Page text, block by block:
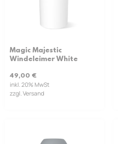
Magic Majestic
Windeleimer White
49,00 €
inkl. 20% MwSt
zzgl. Versand